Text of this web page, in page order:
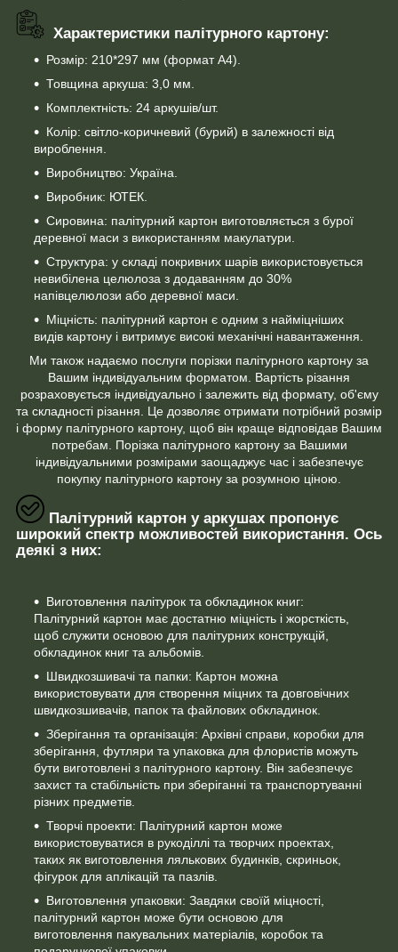
Характеристики палітурного картону:
Розмір: 210*297 мм (формат А4).
Товщина аркуша: 3,0 мм.
Комплектність: 24 аркушів/шт.
Колір: світло-коричневий (бурий) в залежності від
вироблення.
Виробництво: Україна.
Виробник: ЮТЕК.
Сировина: палітурний картон виготовляється з бурої
деревної маси з використанням макулатури.
Структура: у складі покривних шарів використовується
невибілена целюлоза з додаванням до 30%
напівцелюлози або деревної маси.
Міцність: палітурний картон є одним з найміцніших
видів картону і витримує високі механічні навантаження.
Ми також надаємо послуги порізки палітурного картону за
Вашим індивідуальним форматом. Вартість різання
розраховується індивідуально і залежить від формату, об'єму
та складності різання. Це дозволяє отримати потрібний розмір
і форму палітурного картону, щоб він краще відповідав Вашим
потребам. Порізка палітурного картону за Вашими
індивідуальними розмірами заощаджує час і забезпечує
покупку палітурного картону за розумною ціною.
Палітурний картон у аркушах пропонує
широкий спектр можливостей використання. Ось
деякі з них:
Виготовлення палітурок та обкладинок книг:
Палітурний картон має достатню міцність і жорсткість,
щоб служити основою для палітурних конструкцій,
обкладинок книг та альбомів.
Швидкозшивачі та папки: Картон можна
використовувати для створення міцних та довговічних
швидкозшивачів, папок та файлових обкладинок.
Зберігання та організація: Архівні справи, коробки для
зберігання, футляри та упаковка для флористів можуть
бути виготовлені з палітурного картону. Він забезпечує
захист та стабільність при зберіганні та транспортуванні
різних предметів.
Творчі проекти: Палітурний картон може
використовуватися в рукоділлі та творчих проектах,
таких як виготовлення лялькових будинків, скриньок,
фігурок для аплікацій та пазлів.
Виготовлення упаковки: Завдяки своїй міцності,
палітурний картон може бути основою для
виготовлення пакувальних матеріалів, коробок та